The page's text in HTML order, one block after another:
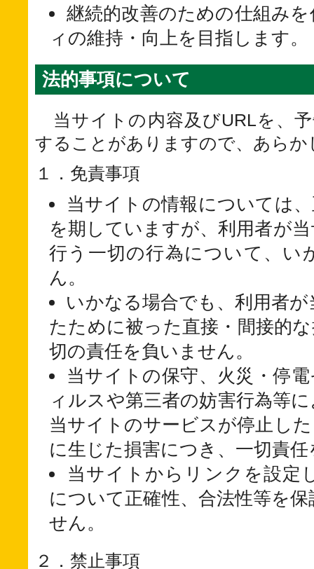
継続的改善のための仕組み
ィの維持・向上を目指します。
法的事項について
当サイトの内容及びURLを、
することがありますので、あら
１．免責事項
当サイトの情報については
を期していますが、利用者が
行う一切の行為について、い
ん。
いかなる場合でも、利用者
たために被った直接・間接的
切の責任を負いません。
当サイトの保守、火災・停
ィルスや第三者の妨害行為等
当サイトのサービスが停止し
に生じた損害につき、一切責
当サイトからリンクを設定
について正確性、合法性等を
せん。
２．禁止事項